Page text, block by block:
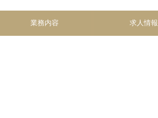
業務内容 求人情報